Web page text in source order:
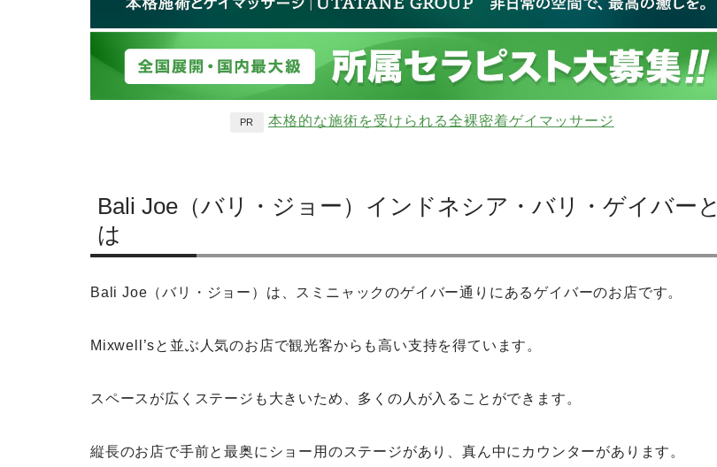
PR 本格的な施術を受けられる全裸密着ゲイマッサージ
Bali Joe（バリ・ジョー）インドネシア・バリ・ゲイバーと
は
Bali Joe（バリ・ジョー）は、スミニャックのゲイバー通りにあるゲイバーのお店です。
Mixwell’sと並ぶ人気のお店で観光客からも高い支持を得ています。
スペースが広くステージも大きいため、多くの人が入ることができます。
縦長のお店で手前と最奥にショー用のステージがあり、真ん中にカウンターがあります。